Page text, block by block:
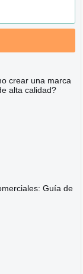
crear una marca
alta calidad?
Guía de